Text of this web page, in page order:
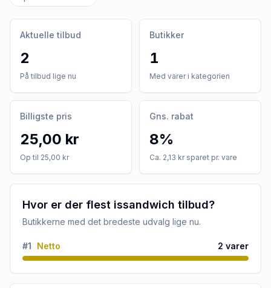
Aktuelle tilbud
2
På tilbud lige nu
Butikker
1
Med varer i kategorien
Billigste pris
25,00 kr
Op til 25,00 kr
Gns. rabat
8%
Ca. 2,13 kr sparet pr. vare
Hvor er der flest issandwich tilbud?
Butikkerne med det bredeste udvalg lige nu.
#1 Netto 2 varer